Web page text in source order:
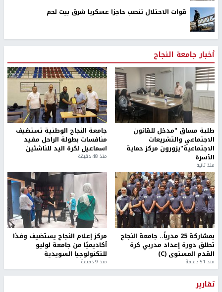
قوات الاحتلال تنصب حاجزا عسكريا شرق بيت لحم
أخبار جامعة النجاح
طلبة مساق "مدخل للقانون
الاجتماعي والتشريعات
الاجتماعية"يزورون مركز حماية
الأسرة
منذ ثانية
جامعة النجاح الوطنية تستضيف
منافسات بطولة الراحل مفيد
اسماعيل لكرة اليد للناشئين
منذ 48 دقيقة
بمشاركة 25 مدرباً.. جامعة النجاح
تطلق دورة إعداد مدربي كرة
القدم المستوى (C)
منذ 51 دقيقة
مركز إعلام النجاح يستضيف وفدًا
أكاديميًا من جامعة لوليو
للتكنولوجيا السويدية
منذ 9 دقيقة
تقارير